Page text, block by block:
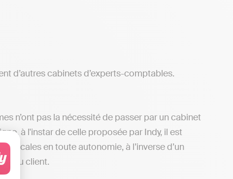
vos Options
d’autres cabinets d’experts-comptables.
n’ont pas la nécessité de passer par un cabinet
à l'instar de celle proposée par Indy, il est
en toute autonomie, à l’inverse d’un
du client.